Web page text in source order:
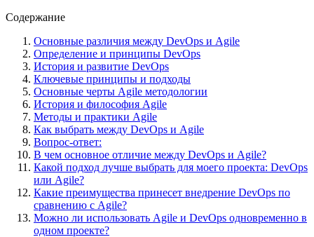
Содержание
Основные различия между DevOps и Agile
Определение и принципы DevOps
История и развитие DevOps
Ключевые принципы и подходы
Основные черты Agile методологии
История и философия Agile
Методы и практики Agile
Как выбрать между DevOps и Agile
Вопрос-ответ:
В чем основное отличие между DevOps и Agile?
Какой подход лучше выбрать для моего проекта: DevOps
или Agile?
Какие преимущества принесет внедрение DevOps по
сравнению с Agile?
Можно ли использовать Agile и DevOps одновременно в
одном проекте?